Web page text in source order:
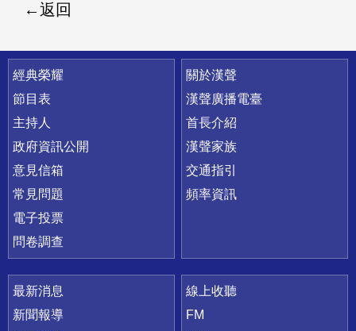
返回
快速連結
經典榮耀
節目表
主持人
政府資訊公開
意見信箱
常見問題
電子投票
問卷調查
關於漢聲
漢聲廣播電臺
首長介紹
漢聲家族
交通指引
頻率資訊
最新消息
新聞報導
線上收聽
FM